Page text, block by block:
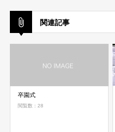
関連記事
卒園式
閲覧数：28